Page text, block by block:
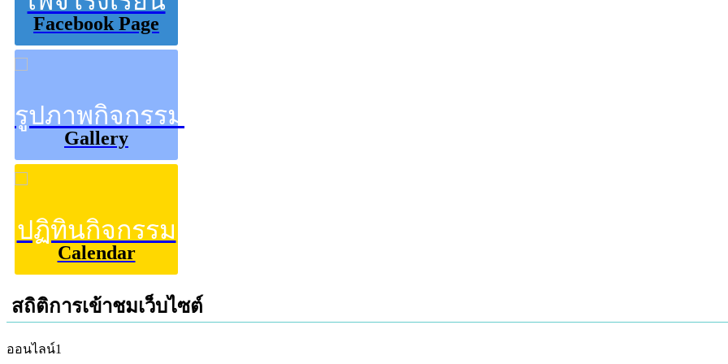
Facebook Page
รูปภาพกิจกรรม
Gallery
ปฏิทินกิจกรรม
Calendar
สถิติการเข้าชมเว็บไซต์
ออนไลน์1